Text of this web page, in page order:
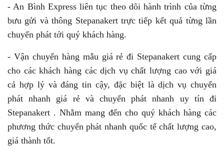
- An Bình Express liên tục theo dõi hành trình của từng
bưu gửi và thông Stepanakert trực tiếp kết quả từng lần
chuyển phát tới quý khách hàng.
- Vận chuyển hàng mẫu giá rẻ đi Stepanakert cung cấp
cho các khách hàng các dịch vụ chất lượng cao với giá
cả hợp lý và đáng tin cậy, đặc biệt là dịch vụ chuyển
phát nhanh giá rẻ và chuyển phát nhanh uy tín đi
Stepanakert . Nhằm mang đến cho quý khách hàng các
phương thức chuyển phát nhanh quốc tế chất lượng cao,
giá thành tốt.